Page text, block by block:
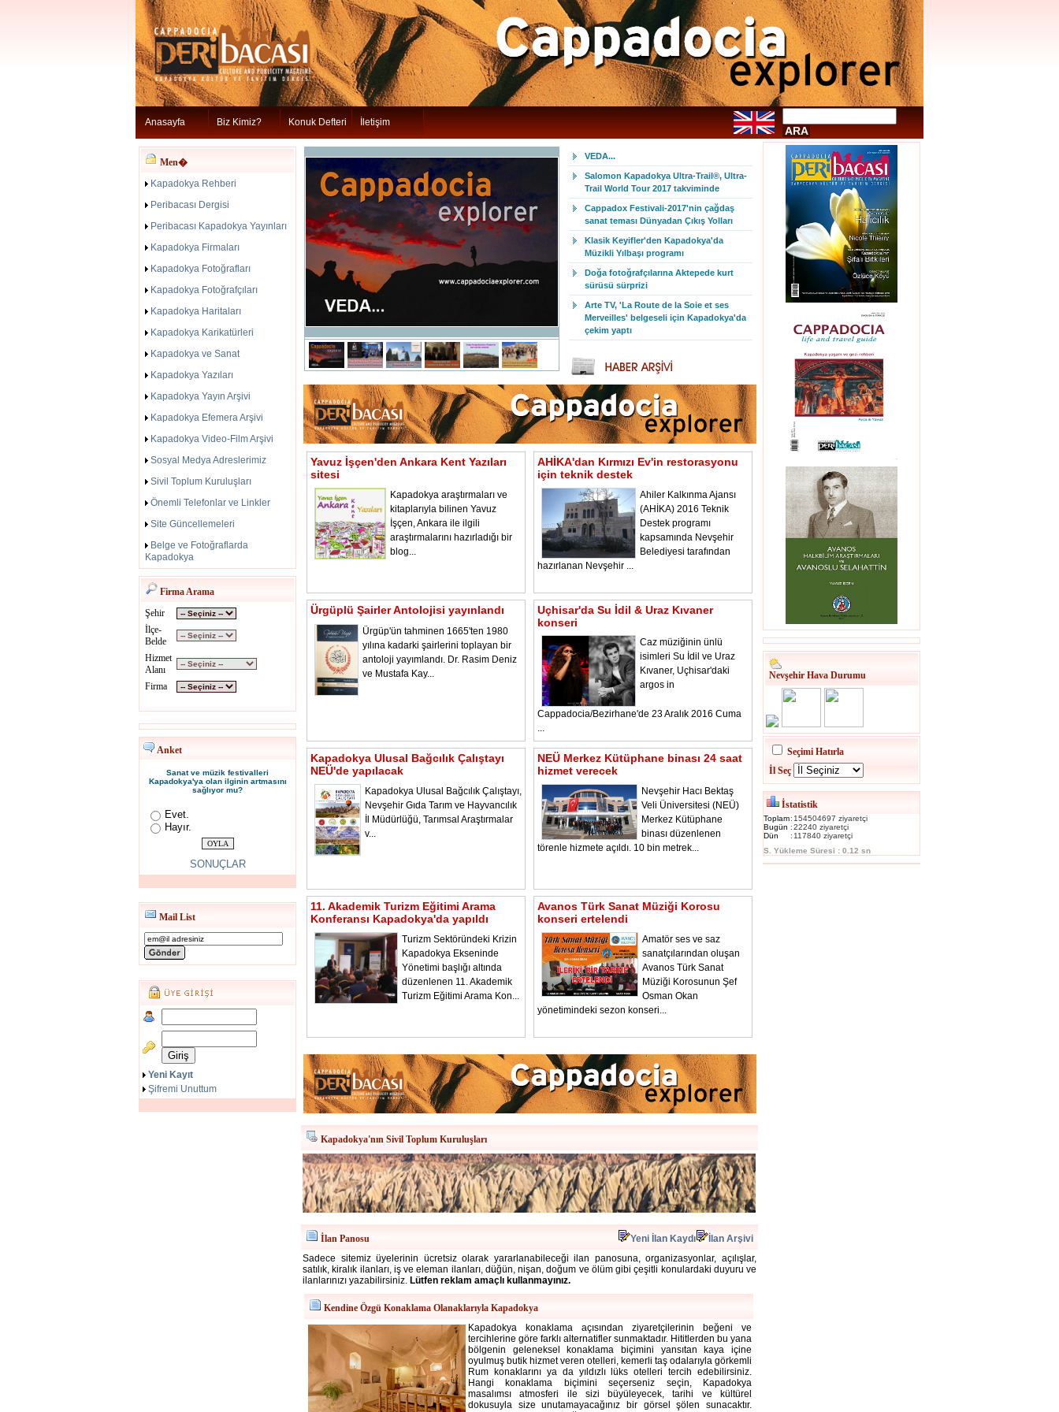
Anasayfa Biz Kimiz? Konuk Defteri İletişim
Men�
Kapadokya Rehberi
Peribacası Dergisi
Peribacası Kapadokya Yayınları
Kapadokya Firmaları
Kapadokya Fotoğrafları
Kapadokya Fotoğrafçıları
Kapadokya Haritaları
Kapadokya Karikatürleri
Kapadokya ve Sanat
Kapadokya Yazıları
Kapadokya Yayın Arşivi
Kapadokya Efemera Arşivi
Kapadokya Video-Film Arşivi
Sosyal Medya Adreslerimiz
Sivil Toplum Kuruluşları
Önemli Telefonlar ve Linkler
Site Güncellemeleri
Belge ve Fotoğraflarda
Kapadokya
Firma Arama
Şehir
İlçe-
Belde
Hizmet
Alanı
Firma
Anket
Sanat ve müzik festivalleri
Kapadokya'ya olan ilginin artmasını
sağlıyor mu?
Evet.
Hayır.
SONUÇLAR
Mail List
Yeni Kayıt
Şifremi Unuttum
VEDA...
Salomon Kapadokya Ultra-Trail®, Ultra-
Trail World Tour 2017 takviminde
Cappadox Festivali-2017'nin çağdaş
sanat teması Dünyadan Çıkış Yolları
Klasik Keyifler'den Kapadokya'da
Müzikli Yılbaşı programı
Doğa fotoğrafçılarına Aktepede kurt
sürüsü sürprizi
Arte TV, 'La Route de la Soie et ses
Merveilles' belgeseli için Kapadokya'da
çekim yaptı
Yavuz İşçen'den Ankara Kent Yazıları
sitesi
Kapadokya araştırmaları ve
kitaplarıyla bilinen Yavuz
İşçen, Ankara ile ilgili
araştırmalarını hazırladığı bir
blog...
AHİKA'dan Kırmızı Ev'in restorasyonu
için teknik destek
Ahiler Kalkınma Ajansı
(AHİKA) 2016 Teknik
Destek programı
kapsamında Nevşehir
Belediyesi tarafından
hazırlanan Nevşehir ...
Ürgüplü Şairler Antolojisi yayınlandı
Ürgüp'ün tahminen 1665'ten 1980
yılına kadarki şairlerini toplayan bir
antoloji yayımlandı. Dr. Rasim Deniz
ve Mustafa Kay...
Uçhisar'da Su İdil & Uraz Kıvaner
konseri
Caz müziğinin ünlü
isimleri Su İdil ve Uraz
Kıvaner, Uçhisar'daki
argos in
Cappadocia/Bezirhane'de 23 Aralık 2016 Cuma
...
Kapadokya Ulusal Bağcılık Çalıştayı
NEÜ'de yapılacak
Kapadokya Ulusal Bağcılık Çalıştayı,
Nevşehir Gıda Tarım ve Hayvancılık
İl Müdürlüğü, Tarımsal Araştırmalar
v...
NEÜ Merkez Kütüphane binası 24 saat
hizmet verecek
Nevşehir Hacı Bektaş
Veli Üniversitesi (NEÜ)
Merkez Kütüphane
binası düzenlenen
törenle hizmete açıldı. 10 bin metrek...
11. Akademik Turizm Eğitimi Arama
Konferansı Kapadokya'da yapıldı
Turizm Sektöründeki Krizin
Kapadokya Ekseninde
Yönetimi başlığı altında
düzenlenen 11. Akademik
Turizm Eğitimi Arama Kon...
Avanos Türk Sanat Müziği Korosu
konseri ertelendi
Amatör ses ve saz
sanatçılarından oluşan
Avanos Türk Sanat
Müziği Korosunun Şef
Osman Okan
yönetimindeki sezon konseri...
Kapadokya'nın Sivil Toplum Kuruluşları
İlan Panosu Yeni İlan Kaydı
İlan Arşivi
Sadece sitemiz üyelerinin ücretsiz olarak yararlanabileceği ilan panosuna, organizasyonlar, açılışlar,
satılık, kiralık ilanları, iş ve eleman ilanları, düğün, nişan, doğum ve ölüm gibi çeşitli konulardaki duyuru ve
ilanlarınızı yazabilirsiniz. Lütfen reklam amaçlı kullanmayınız.
Kendine Özgü Konaklama Olanaklarıyla Kapadokya
Kapadokya konaklama
açısından ziyaretçilerinin beğeni ve
tercihlerine göre farklı alternatifler sunmaktadır. Hititlerden bu yana
bölgenin geleneksel konaklama biçimini yansıtan kaya içine
oyulmuş butik hizmet veren otelleri, kemerli taş odalarıyla görkemli
Rum konaklarını ya da yıldızlı lüks otelleri tercih edebilirsiniz.
Hangi konaklama biçimini seçerseniz seçin, Kapadokya
masalımsı atmosferi ile sizi büyüleyecek, tarihi ve kültürel
dokusuyla size unutamayacağınız bir görsel şölen sunacaktır.
Nevşehir Hava Durumu
Seçimi Hatırla
İl Seç
İstatistik
Toplam: 154504697 ziyaretçi
Bugün :22240 ziyaretçi
Dün
: 117840 ziyaretçi
S. Yükleme Süresi : 0.12 sn